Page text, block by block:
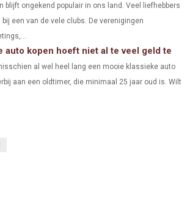
blijft ongekend populair in ons land. Veel liefhebbers
een van de vele clubs. De verenigingen
auto kopen hoeft niet al te veel geld te
al wel heel lang een mooie klassieke auto
aan een oldtimer, die minimaal 25 jaar oud is. Wilt